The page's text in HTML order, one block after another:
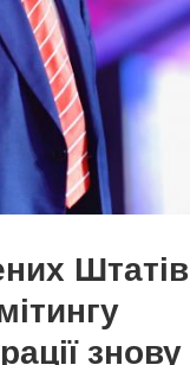
Штатів
знову